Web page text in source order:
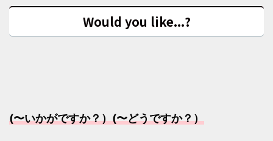
Would you like...?
(〜いかがですか？）(〜どうですか？）